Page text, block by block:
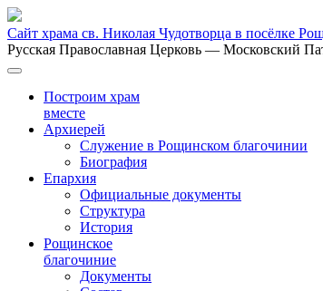
Сайт храма св. Николая Чудотворца в посёлке
Русская Православная Церковь — Московский
Построим храм
вместе
Архиерей
Служение в Рощинском благочинии
Биография
Епархия
Официальные документы
Структура
История
Рощинское
благочиние
Документы